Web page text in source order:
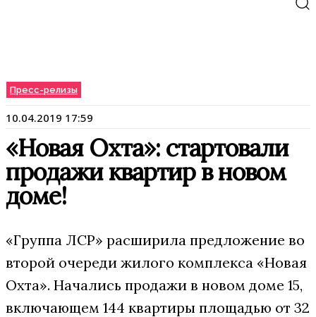
Пресс-релизы
10.04.2019 17:59
«Новая Охта»: стартовали
продажи квартир в новом
доме!
«Группа ЛСР» расширила предложение во
второй очереди жилого комплекса «Новая
Охта». Начались продажи в новом доме 15,
включающем 144 квартиры площадью от 32